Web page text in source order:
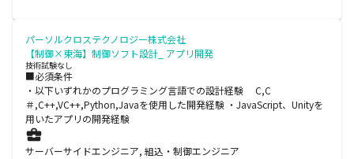
パーソルクロステクノロジー株式会社
【制御×東海】制御ソフト設計_ アプリ開発
技術試験なし
■必須条件
・以下いずれかのプログラミング言語での設計経験 C,C
＃,C++,VC++,Python,Javaを使用した開発経験 ・JavaScript、Unityを
用いたアプリの開発経験
サーバーサイドエンジニア, 組込・制御エンジニア